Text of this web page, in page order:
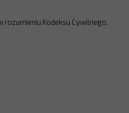
Kodeksu Cywilnego.